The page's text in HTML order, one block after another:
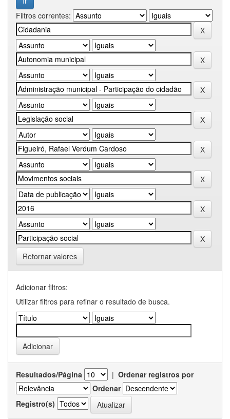
Filtros correntes:
Retornar valores
Adicionar filtros:
Utilizar filtros para refinar o resultado de busca.
Resultados/Página | Ordenar registros por
Ordenar
Registro(s)